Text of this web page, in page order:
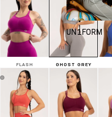
UN1FORM
FLASH GHOST GREY